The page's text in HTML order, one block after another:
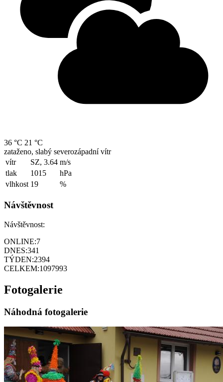
36 °C 21 °C
zataženo, slabý severozápadní vítr
vítr
SZ, 3.64 m/s
tlak
1015
hPa
vlhkost 19 %
Návštěvnost
Návštěvnost:
ONLINE:7
DNES:341
TÝDEN:2394
CELKEM:1097993
Fotogalerie
Náhodná fotogalerie